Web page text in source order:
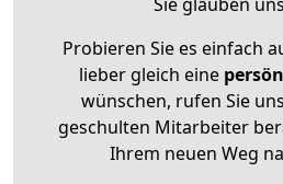
Probieren Sie es einfach
lieber gleich eine
wünschen, rufen Sie
geschulten Mitarbeiter
Ihrem neuen Weg